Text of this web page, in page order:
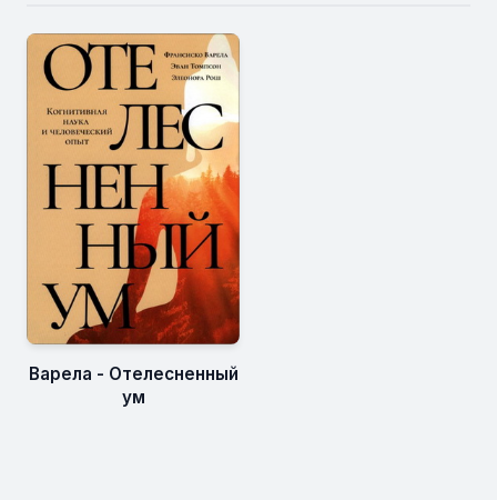
Варела - Отелесненный
ум